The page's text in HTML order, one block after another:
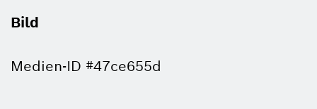
Bild
Medien-ID #47ce655d